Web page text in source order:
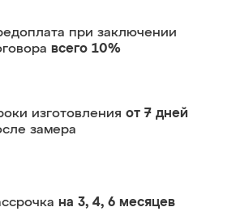
при заключении
всего 10%
изготовления от 7 дней
замера
на 3, 4, 6 месяцев